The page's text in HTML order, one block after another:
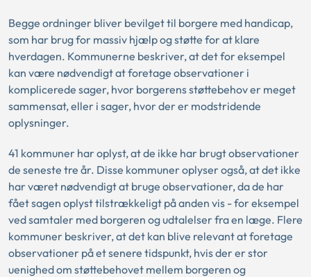
Begge ordninger bliver bevilget til borgere med handicap,
som har brug for massiv hjælp og støtte for at klare
hverdagen. Kommunerne beskriver, at det for eksempel
kan være nødvendigt at foretage observationer i
komplicerede sager, hvor borgerens støttebehov er meget
sammensat, eller i sager, hvor der er modstridende
oplysninger.
41 kommuner har oplyst, at de ikke har brugt observationer
de seneste tre år. Disse kommuner oplyser også, at det ikke
har været nødvendigt at bruge observationer, da de har
fået sagen oplyst tilstrækkeligt på anden vis - for eksempel
ved samtaler med borgeren og udtalelser fra en læge. Flere
kommuner beskriver, at det kan blive relevant at foretage
observationer på et senere tidspunkt, hvis der er stor
uenighed om støttebehovet mellem borgeren og